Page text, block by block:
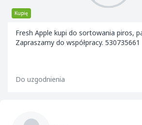
Kupię
Fresh Apple kupi do sortowania piros,
Zapraszamy do współpracy. 530735661
Do uzgodnienia